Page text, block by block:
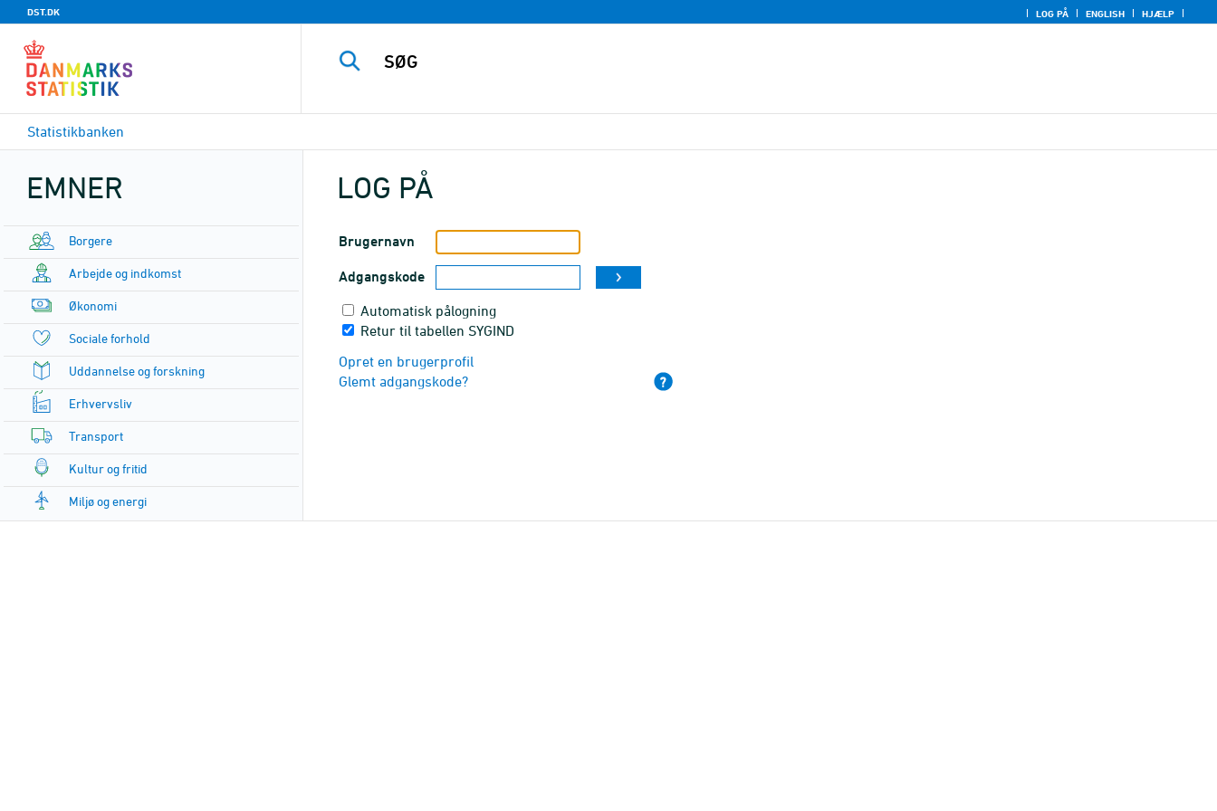
DST.DK LOG PÅ ENGLISH HJÆLP
Statistikbanken
EMNER
Borgere
Arbejde og indkomst
Økonomi
Sociale forhold
Uddannelse og forskning
Erhvervsliv
Transport
Kultur og fritid
Miljø og energi
LOG PÅ
Brugernavn
Adgangskode
Automatisk pålogning
Retur til tabellen SYGIND
Opret en brugerprofil
Glemt adgangskode?